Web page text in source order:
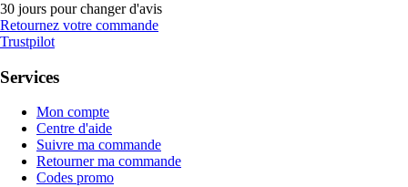
30 jours pour changer d'avis
Retournez votre commande
Trustpilot
Services
Mon compte
Centre d'aide
Suivre ma commande
Retourner ma commande
Codes promo